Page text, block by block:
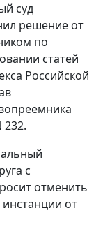
суд
решение от
по
статей
Российской
232.
с
отменить
от